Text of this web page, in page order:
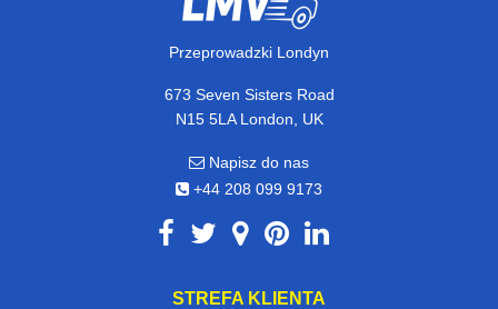
Przeprowadzki Londyn
673 Seven Sisters Road
N15 5LA London, UK
Napisz do nas
+44 208 099 9173
STREFA KLIENTA